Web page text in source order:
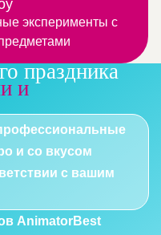
и интересное
четвероногих или
эксперименты с
праздника
и
и со вкусом
с вашим
AnimatorBest